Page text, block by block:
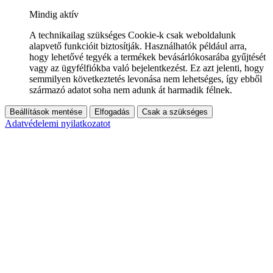
Mindig aktív
A technikailag szükséges Cookie-k csak weboldalunk
alapvető funkcióit biztosítják. Használhatók például arra,
hogy lehetővé tegyék a termékek bevásárlókosarába gyűjtését
vagy az ügyfélfiókba való bejelentkezést. Ez azt jelenti, hogy
semmilyen következtetés levonása nem lehetséges, így ebből
származó adatot soha nem adunk át harmadik félnek.
Beállítások mentése Elfogadás Csak a szükséges
Adatvédelemi nyilatkozatot